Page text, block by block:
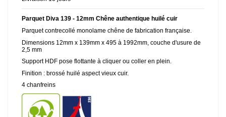
Parquet Diva 139 - 12mm Chêne authentique huilé cuir
Parquet contrecollé monolame chêne de fabrication française.
Dimensions 12mm x 139mm x 495 à 1992mm, couche d'usure de
2,5 mm
Support HDF pose flottante à cliquer ou coller en plein.
Finition : brossé huilé aspect vieux cuir.
4 chanfreins